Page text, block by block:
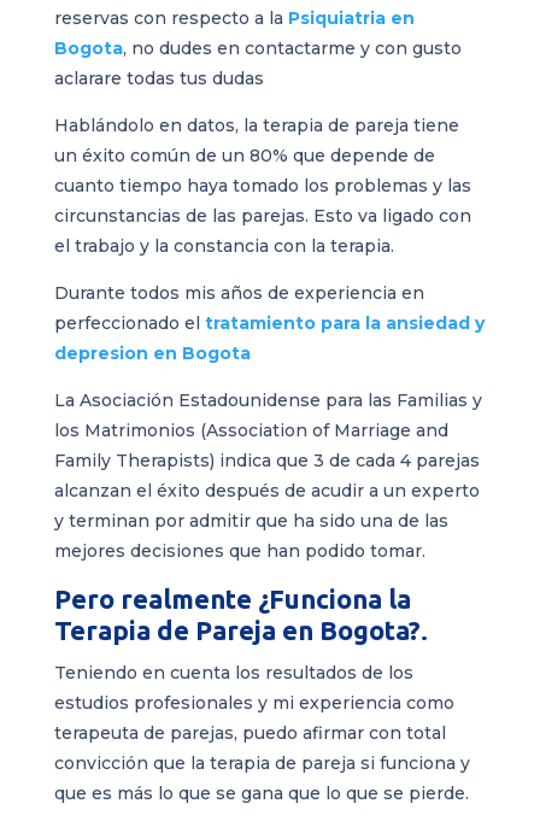
reservas con respecto a la Psiquiatria en
Bogota, no dudes en contactarme y con gusto
aclarare todas tus dudas
Hablándolo en datos, la terapia de pareja tiene
un éxito común de un 80% que depende de
cuanto tiempo haya tomado los problemas y las
circunstancias de las parejas. Esto va ligado con
el trabajo y la constancia con la terapia.
Durante todos mis años de experiencia en
perfeccionado el tratamiento para la ansiedad y
depresion en Bogota
La Asociación Estadounidense para las Familias y
los Matrimonios (Association of Marriage and
Family Therapists) indica que 3 de cada 4 parejas
alcanzan el éxito después de acudir a un experto
y terminan por admitir que ha sido una de las
mejores decisiones que han podido tomar.
Pero realmente ¿Funciona la
Terapia de Pareja en Bogota?.
Teniendo en cuenta los resultados de los
estudios profesionales y mi experiencia como
terapeuta de parejas, puedo afirmar con total
convicción que la terapia de pareja si funciona y
que es más lo que se gana que lo que se pierde.